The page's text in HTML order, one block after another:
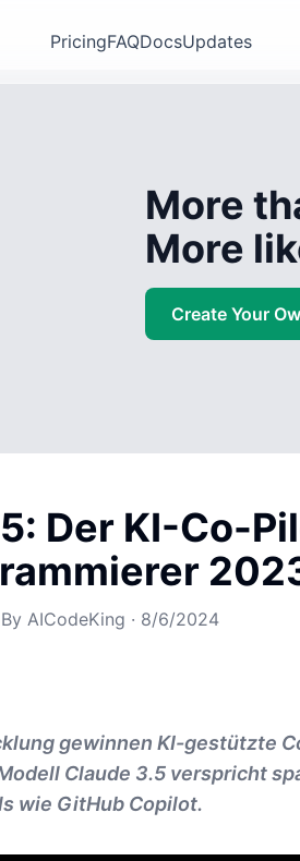
PricingFAQDocsUpdates
More
More
Create Your
Der KI-Co-
By AICodeKing · 8/6/2024
gewinnen KI-gestützte
Claude 3.5 verspricht
wie GitHub Copilot.